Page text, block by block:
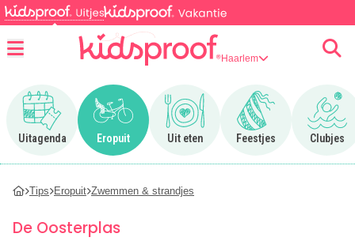
Haarlem
Uitagenda
Ga naar Uitagenda
Eropuit
Ga naar Eropuit
Uit eten
Ga naar Uit eten
Feestjes
Ga naar Feestjes
Clubjes
Ga
Tips Eropuit Zwemmen & strandjes
De Oosterplas